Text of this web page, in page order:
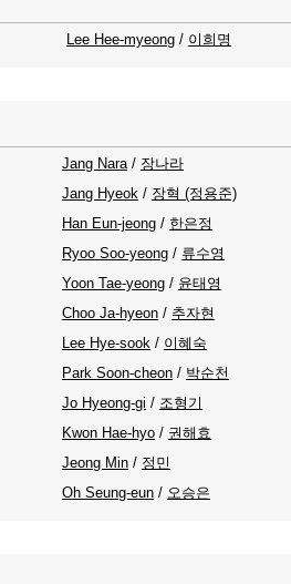
Lee Hee-myeong / 이희명
Jang Nara / 장나라
Jang Hyeok / 장혁 (정용준)
Han Eun-jeong / 한은정
Ryoo Soo-yeong / 류수영
Yoon Tae-yeong / 윤태영
Choo Ja-hyeon / 추자현
Lee Hye-sook / 이혜숙
Park Soon-cheon / 박순천
Jo Hyeong-gi / 조형기
Kwon Hae-hyo / 권해효
Jeong Min / 정민
Oh Seung-eun / 오승은